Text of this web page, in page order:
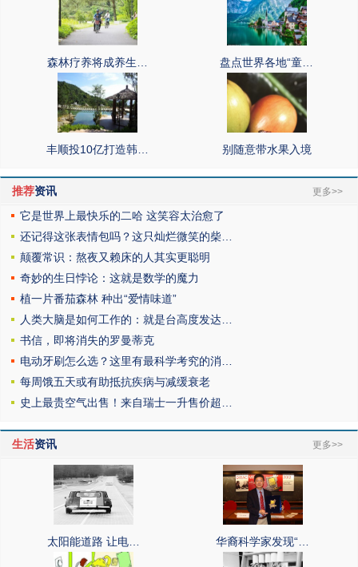
森林疗养将成养生… 盘点世界各地“童…
丰顺投10亿打造韩… 别随意带水果入境
推荐资讯 更多>>
它是世界上最快乐的二哈 这笑容太治愈了
还记得这张表情包吗？这只灿烂微笑的柴…
颠覆常识：熬夜又赖床的人其实更聪明
奇妙的生日悖论：这就是数学的魔力
植一片番茄森林 种出“爱情味道”
人类大脑是如何工作的：就是台高度发达…
书信，即将消失的罗曼蒂克
电动牙刷怎么选？这里有最科学考究的消…
每周饿五天或有助抵抗疾病与减缓衰老
史上最贵空气出售！来自瑞士一升售价超…
生活资讯 更多>>
太阳能道路 让电… 华裔科学家发现“…